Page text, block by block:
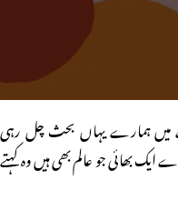
ہمارے یہاں بحث چل رہی
بھائی جو عالم بھی ہیں وہ کہتے